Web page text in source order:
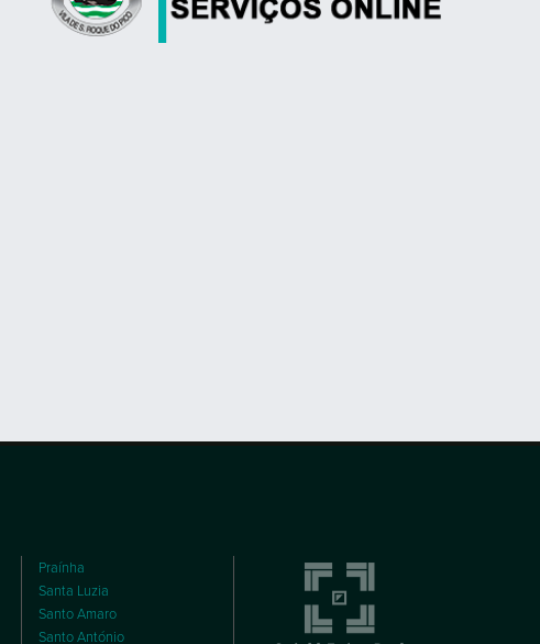
Praínha
Santa Luzia
Santo Amaro
Santo António